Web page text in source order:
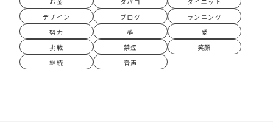
デザイン
ブログ
ランニング
努力
夢
愛
挑戦
禁煙
笑顔
継続
音声